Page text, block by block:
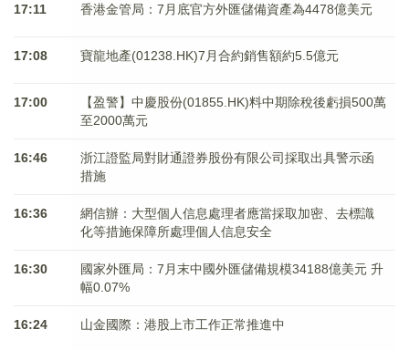
17:11 香港金管局：7月底官方外匯儲備資產為4478億美元
17:08 寶龍地產(01238.HK)7月合約銷售額約5.5億元
17:00
【盈警】中慶股份(01855.HK)料中期除稅後虧損500萬
至2000萬元
16:46
浙江證監局對財通證券股份有限公司採取出具警示函
措施
16:36
網信辦：大型個人信息處理者應當採取加密、去標識
化等措施保障所處理個人信息安全
16:30
國家外匯局：7月末中國外匯儲備規模34188億美元 升
幅0.07%
16:24 山金國際：港股上市工作正常推進中